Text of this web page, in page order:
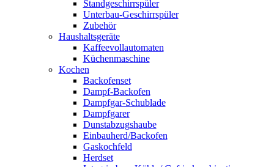
Standgeschirrspüler
Unterbau-Geschirrspüler
Zubehör
Haushaltsgeräte
Kaffeevollautomaten
Küchenmaschine
Kochen
Backofenset
Dampf-Backofen
Dampfgar-Schublade
Dampfgarer
Dunstabzugshaube
Einbauherd/Backofen
Gaskochfeld
Herdset